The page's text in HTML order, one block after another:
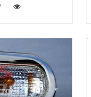
KOŠÍKU